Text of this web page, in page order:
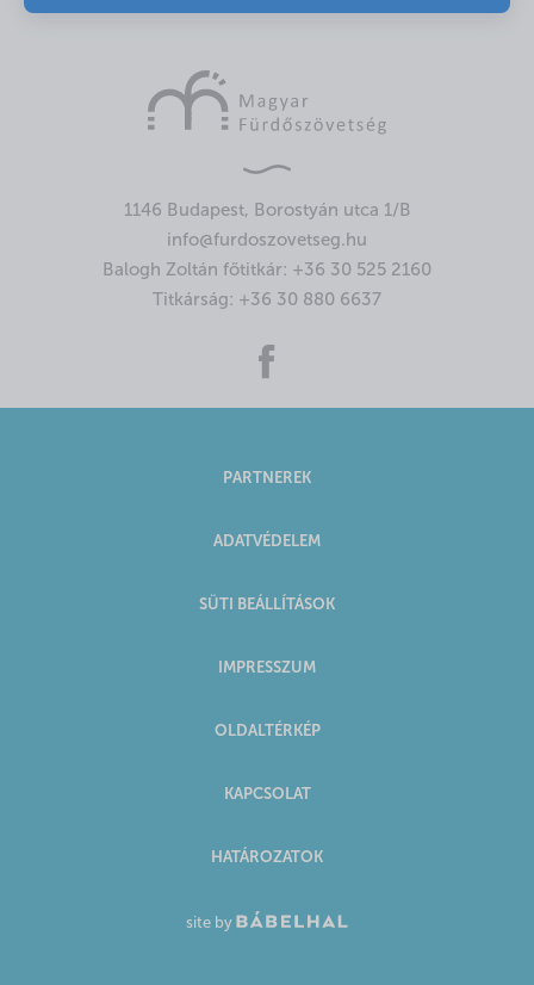
1146 Budapest, Borostyán utca 1/B
info@furdoszovetseg.hu
Balogh Zoltán főtitkár: +36 30 525 2160
Titkárság: +36 30 880 6637
PARTNEREK
ADATVÉDELEM
SÜTI BEÁLLÍTÁSOK
IMPRESSZUM
OLDALTÉRKÉP
KAPCSOLAT
HATÁROZATOK
site by